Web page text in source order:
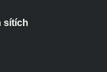
sítích